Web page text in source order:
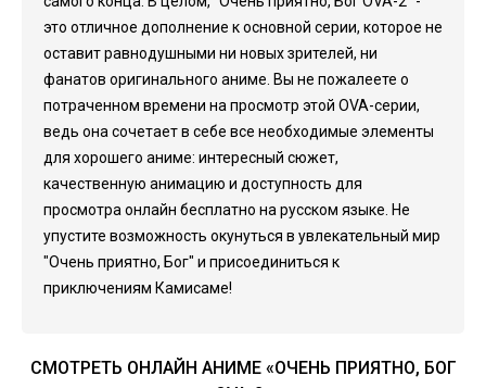
это отличное дополнение к основной серии, которое не
оставит равнодушными ни новых зрителей, ни
фанатов оригинального аниме. Вы не пожалеете о
потраченном времени на просмотр этой OVA-серии,
ведь она сочетает в себе все необходимые элементы
для хорошего аниме: интересный сюжет,
качественную анимацию и доступность для
просмотра онлайн бесплатно на русском языке. Не
упустите возможность окунуться в увлекательный мир
"Очень приятно, Бог" и присоединиться к
приключениям Камисаме!
СМОТРЕТЬ ОНЛАЙН АНИМЕ «ОЧЕНЬ ПРИЯТНО, БОГ